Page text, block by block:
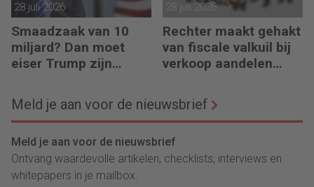
28 juli 2026
Smaadzaak van 10
miljard? Dan moet
eiser Trump zijn
28 juli 2026
Rechter maakt gehakt
van fiscale valkuil bij
verkoop aandelen
Meld je aan voor de nieuwsbrief
Meld je aan voor de nieuwsbrief
Ontvang waardevolle artikelen, checklists, interviews en
whitepapers in je mailbox.